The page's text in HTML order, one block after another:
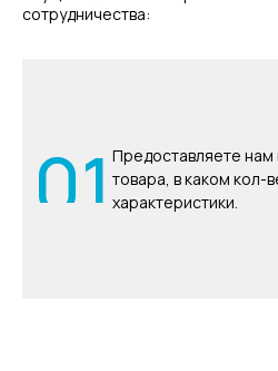
сотрудничества:
01 Предоставляете
товара, в каком кол-
характеристики.